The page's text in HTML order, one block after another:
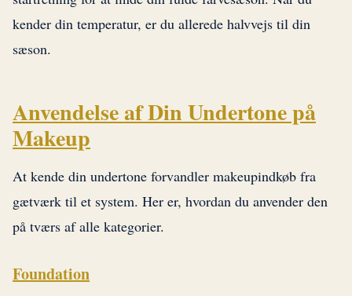
kender din temperatur, er du allerede halvvejs til din
sæson.
Anvendelse af Din Undertone på
Makeup
At kende din undertone forvandler makeupindkøb fra
gætværk til et system. Her er, hvordan du anvender den
på tværs af alle kategorier.
Foundation